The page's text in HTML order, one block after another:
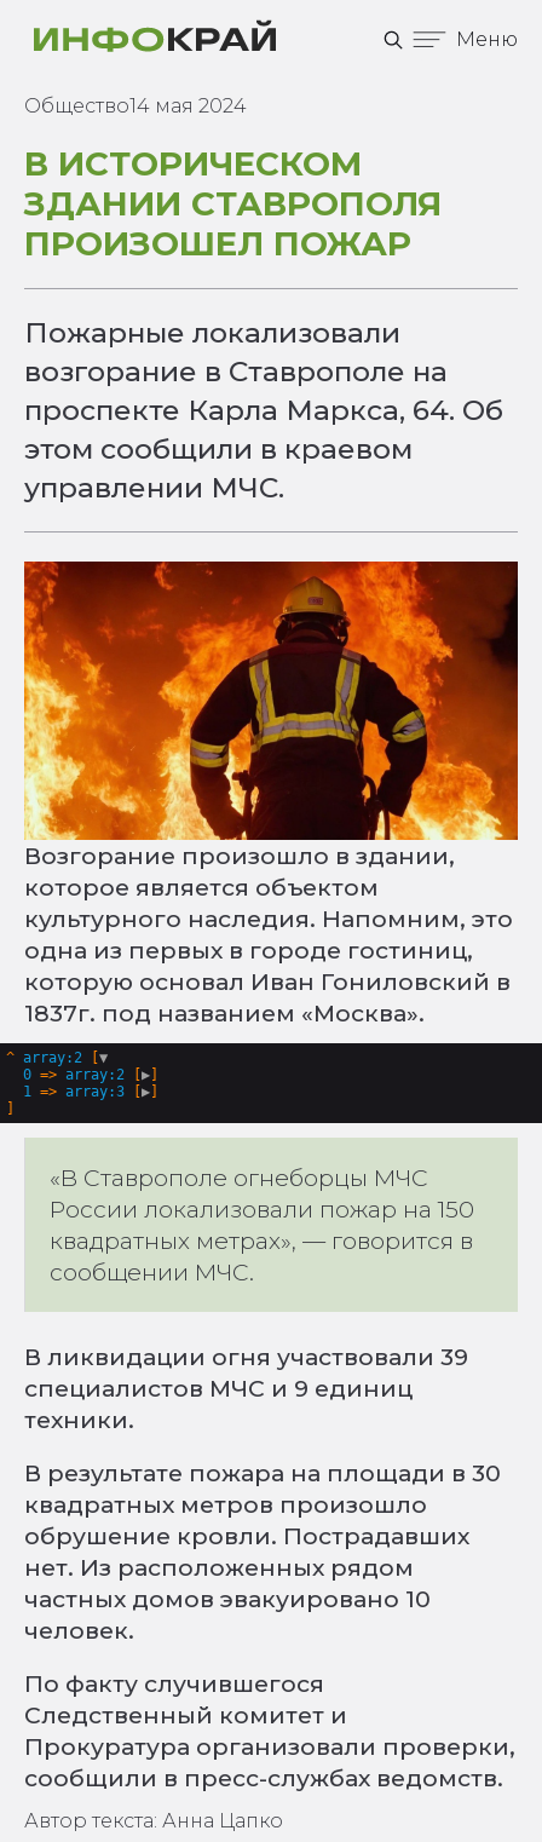
Меню
Общество14 мая 2024
В ИСТОРИЧЕСКОМ
ЗДАНИИ СТАВРОПОЛЯ
ПРОИЗОШЕЛ ПОЖАР
Пожарные локализовали
возгорание в Ставрополе на
проспекте Карла Маркса, 64. Об
этом сообщили в краевом
управлении МЧС.
Возгорание произошло в здании,
которое является объектом
культурного наследия. Напомним, это
одна из первых в городе гостиниц,
которую основал Иван Гониловский в
1837г. под названием «Москва».
^ array:2 [▼
0 => array:2 [▶]
1
=> array:3 [▶
«В Ставрополе огнеборцы МЧС
России локализовали пожар на 150
квадратных метрах», — говорится в
сообщении МЧС.
В ликвидации огня участвовали 39
специалистов МЧС и 9 единиц
техники.
В результате пожара на площади в 30
квадратных метров произошло
обрушение кровли. Пострадавших
нет. Из расположенных рядом
частных домов эвакуировано 10
человек.
По факту случившегося
Следственный комитет и
Прокуратура организовали проверки,
сообщили в пресс-службах ведомств.
Автор текста: Анна Цапко